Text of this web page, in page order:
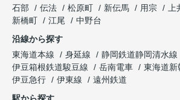
石部
伝法 松原町 新伝馬 用宗 上
新橋町
江尾
中野台
沿線から探す
東海道本線
身延線
静岡鉄道静岡清水線
伊豆箱根鉄道駿豆線
岳南電車 東海道新
伊豆急行
伊東線
遠州鉄道